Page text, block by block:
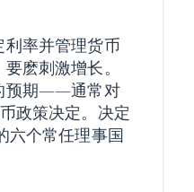
率并管理货币
麽刺激增长。
预期——通常对
政策决定。决定
六个常任理事国